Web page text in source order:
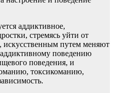
аддиктивное,
стремясь уйти от
искусственным путем меняют
поведению
поведения, и
токсикоманию,